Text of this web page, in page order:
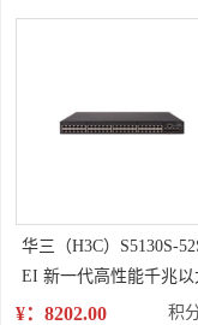
华三（H3C）S5130S-
EI 新一代高性能千兆以
网交换机
¥：8202.00 积